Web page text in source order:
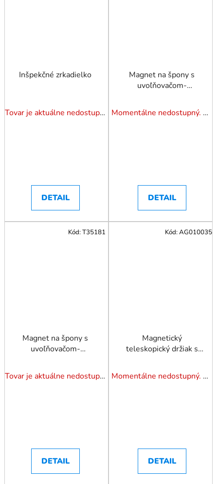
Inšpekčné zrkadielko
Tovar je aktuálne nedostupný. Dotazuj dostupnosť.
DETAIL
Magnet na špony s
uvoľňovačom-
dĺžka 400mm TRIUMF
Momentálne nedostupný. Pozrite si naše varianty.
DETAIL
Magnet na špony s
uvoľňovačom-
Tovar je aktuálne nedostupný. Dotazuj dostupnosť.
DETAIL
Kód:T35181
Magnetický
teleskopický držiak s
zrkadielkom 3 kg
JONNESWAY
Momentálne nedostupný. Pozrite si naše varianty.
DETAIL
Kód:AG010035